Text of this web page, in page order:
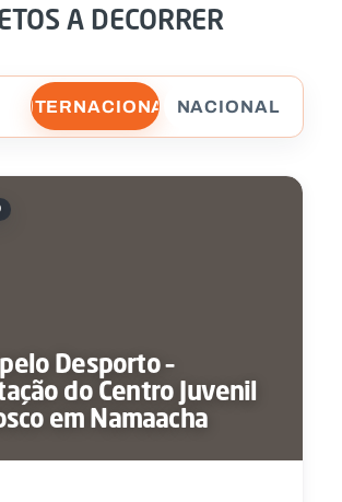
A DECORRER
INTERNACIONAL NACIONAL
Desporto –
do Centro Juvenil
em Namaacha